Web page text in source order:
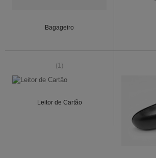
Bagageiro
(1)
Leitor de Cartão